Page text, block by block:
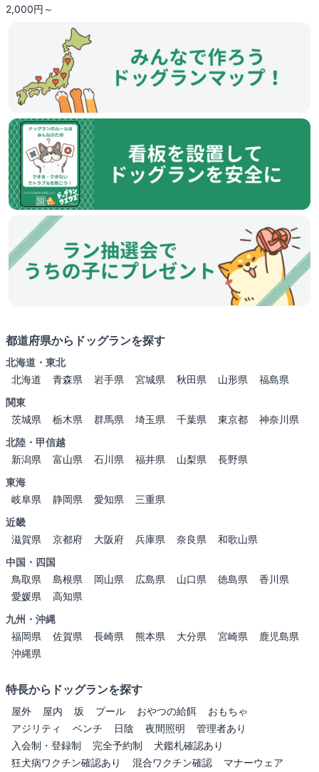
2,000円～
都道府県からドッグランを探す
北海道・東北
北海道
青森県 岩手県 宮城県 秋田県 山形県
福島県
関東
茨城県
栃木県 群馬県 埼玉県 千葉県 東京都
神奈川県
北陸・甲信越
新潟県
富山県 石川県 福井県 山梨県
長野県
東海
岐阜県
静岡県 愛知県
三重県
近畿
滋賀県
京都府 大阪府 兵庫県 奈良県
和歌山県
中国・四国
鳥取県
島根県 岡山県 広島県 山口県 徳島県
香川県
愛媛県
高知県
九州・沖縄
福岡県
佐賀県 長崎県 熊本県 大分県 宮崎県
鹿児島県
沖縄県
特長からドッグランを探す
屋外 屋内 坂 プール おやつの給餌
おもちゃ
アジリティ
ベンチ 日陰 夜間照明
管理者あり
入会制・登録制
完全予約制
犬鑑札確認あり
狂犬病ワクチン確認あり
混合ワクチン確認
マナーウェア